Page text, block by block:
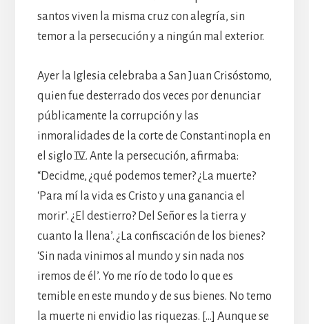
santos viven la misma cruz con alegría, sin
temor a la persecución y a ningún mal exterior.
Ayer la Iglesia celebraba a San Juan Crisóstomo,
quien fue desterrado dos veces por denunciar
públicamente la corrupción y las
inmoralidades de la corte de Constantinopla en
el siglo IV. Ante la persecución, afirmaba:
“Decidme, ¿qué podemos temer? ¿La muerte?
‘Para mí la vida es Cristo y una ganancia el
morir’. ¿El destierro? Del Señor es la tierra y
cuanto la llena’. ¿La confiscación de los bienes?
‘Sin nada vinimos al mundo y sin nada nos
iremos de él’. Yo me río de todo lo que es
temible en este mundo y de sus bienes. No temo
la muerte ni envidio las riquezas. […] Aunque se